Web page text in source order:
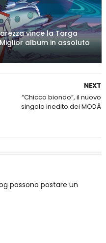
vince la Targa
album in assoluto
NEXT
“Chicco biondo”, il nuovo
singolo inedito dei MODÀ
possono postare un